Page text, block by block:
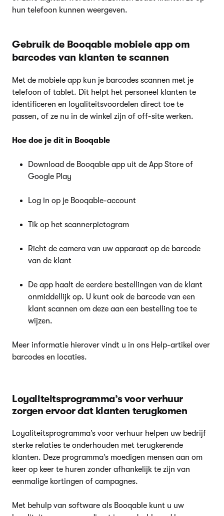
hun telefoon kunnen weergeven.
Gebruik de Booqable mobiele app om
barcodes van klanten te scannen
Met de mobiele app kun je barcodes scannen met je
telefoon of tablet. Dit helpt het personeel klanten te
identificeren en loyaliteitsvoordelen direct toe te
passen, of ze nu in de winkel zijn of off-site werken.
Hoe doe je dit in Booqable
Download de Booqable app uit de App Store of
Google Play
Log in op je Booqable-account
Tik op het scannerpictogram
Richt de camera van uw apparaat op de barcode
van de klant
De app haalt de eerdere bestellingen van de klant
onmiddellijk op. U kunt ook de barcode van een
klant scannen om deze aan een bestelling toe te
wijzen.
Meer informatie hierover vindt u in ons Help-artikel over
barcodes en locaties.
Loyaliteitsprogramma’s voor verhuur
zorgen ervoor dat klanten terugkomen
Loyaliteitsprogramma’s voor verhuur helpen uw bedrijf
sterke relaties te onderhouden met terugkerende
klanten. Deze programma’s moedigen mensen aan om
keer op keer te huren zonder afhankelijk te zijn van
eenmalige kortingen of campagnes.
Met behulp van software als Booqable kunt u uw